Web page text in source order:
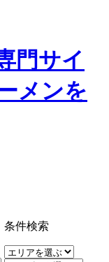
条件検索